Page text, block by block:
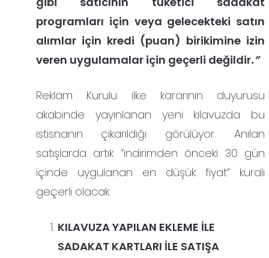
programları için veya gelecekteki satın
alımlar için kredi (puan) birikimine izin
veren uygulamalar için geçerli değildir.”
Reklam Kurulu ilke kararının duyurusu
akabinde yayınlanan yeni kılavuzda bu
istisnanın çıkarıldığı görülüyor. Anılan
satışlarda artık “indirimden önceki 30 gün
içinde uygulanan en düşük fiyat” kuralı
geçerli olacak.
KILAVUZA YAPILAN EKLEME İLE
SADAKAT KARTLARI İLE SATIŞA